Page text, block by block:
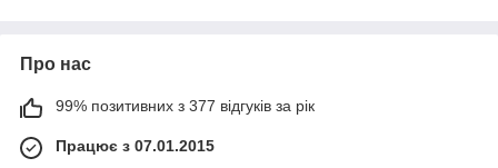
Про нас
99% позитивних з 377 відгуків за рік
Працює з 07.01.2015